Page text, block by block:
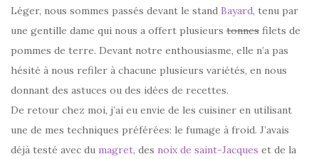
Léger, nous sommes passés devant le stand Bayard, tenu par
une gentille dame qui nous a offert plusieurs tonnes filets de
pommes de terre. Devant notre enthousiasme, elle n’a pas
hésité à nous refiler à chacune plusieurs variétés, en nous
donnant des astuces ou des idées de recettes.
De retour chez moi, j’ai eu envie de les cuisiner en utilisant
une de mes techniques préférées: le fumage à froid. J’avais
déjà testé avec du magret, des noix de saint-Jacques et de la